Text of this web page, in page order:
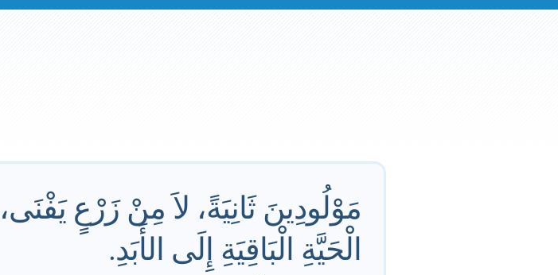
مَوْلُودِينَ ثَانِيَةً، لاَ مِنْ زَرْعٍ
الْحَيَّةِ الْبَاقِيَةِ إِلَى الأَبَدِ.